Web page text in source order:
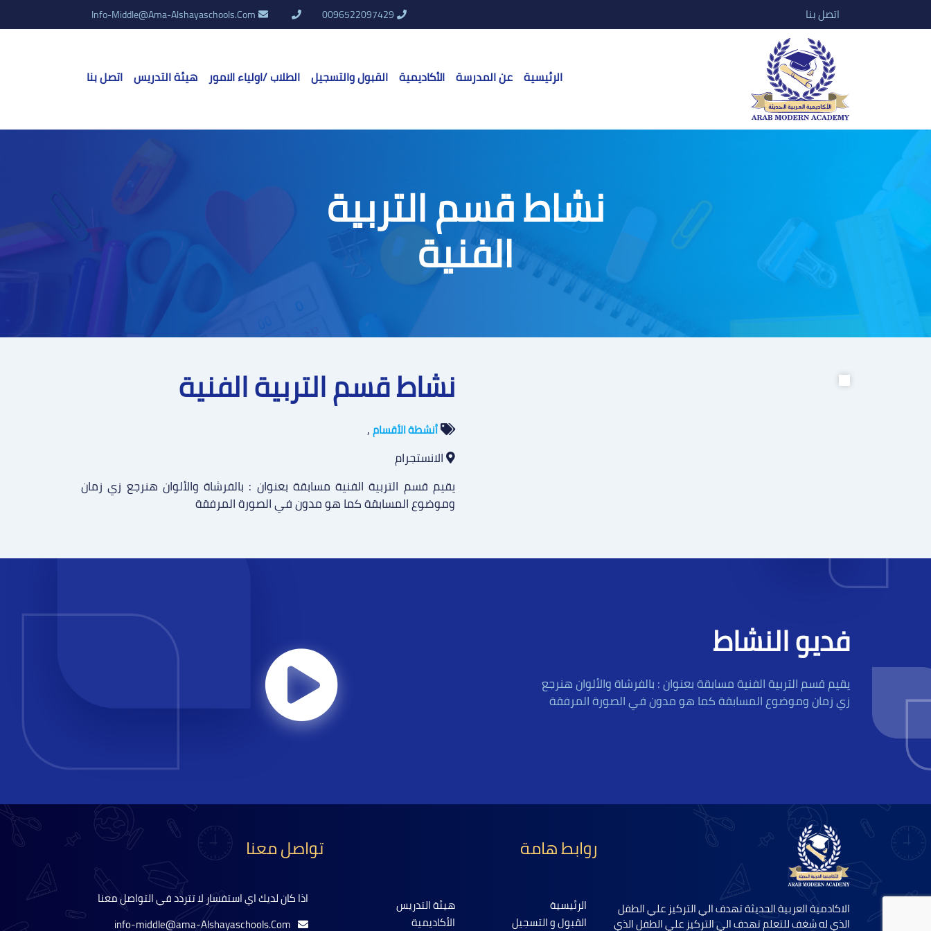
Info-Middle@ama-Alshayaschools.Com 0096522097429 اتصل بنا
الرئيسية عن المدرسة الأكاديمية القبول والتسجيل الطلاب /اولياء الامور هيئة التدريس اتصل بنا
نشاط قسم التربية
الفنية
نشاط قسم التربية الفنية
أنشطة الأقسام,
الانستجرام
يقيم قسم التربية الفنية مسابقة بعنوان : بالفرشاة والألوان هنرجع زي زمان
وموضوع المسابقة كما هو مدون في الصورة المرفقة
فديو النشاط
يقيم قسم التربية الفنية مسابقة بعنوان : بالفرشاة والألوان هنرجع
زي زمان وموضوع المسابقة كما هو مدون في الصورة المرفقة
الاكادمية العربية الحديثة تهدف الي التركيز علي الطفل
الذي له شغف للتعلم تهدف الي التركيز علي الطفل الذي
روابط هامة
الرئيسية
القبول و التسجيل
هيئة التدريس
الأكاديمية
تواصل معنا
اذا كان لديك اي استفسار لا تتردد في التواصل معنا
info-middle@ama-Alshayaschools.Com